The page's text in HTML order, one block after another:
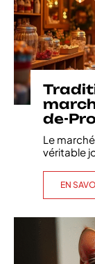
de-
Le
véritable
EN